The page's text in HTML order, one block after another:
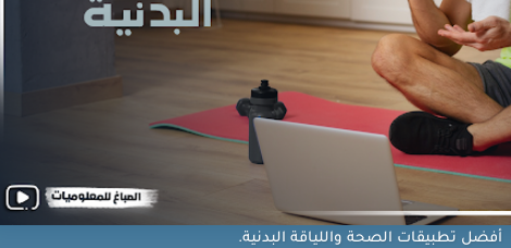
أفضل تطبيقات الصحة واللياقة البدنية.